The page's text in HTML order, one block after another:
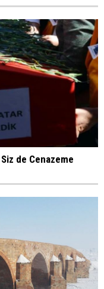
de Cenazeme